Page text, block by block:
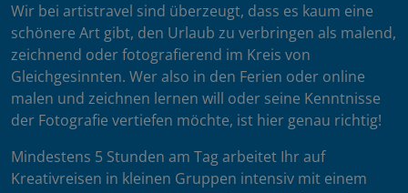
Wir bei artistravel sind überzeugt, dass es kaum eine
schönere Art gibt, den Urlaub zu verbringen als malend,
zeichnend oder fotografierend im Kreis von
Gleichgesinnten. Wer also in den Ferien oder online
malen und zeichnen lernen will oder seine Kenntnisse
der Fotografie vertiefen möchte, ist hier genau richtig!
Mindestens 5 Stunden am Tag arbeitet Ihr auf
Kreativreisen in kleinen Gruppen intensiv mit einem